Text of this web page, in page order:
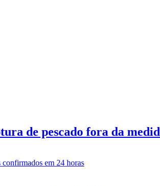
de pescado fora da